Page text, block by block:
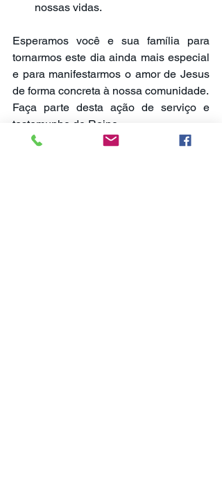
nossas vidas.
Esperamos você e sua família para
tornarmos este dia ainda mais especial
e para manifestarmos o amor de Jesus
Faça parte desta ação de serviço e
testemunho do Reino.